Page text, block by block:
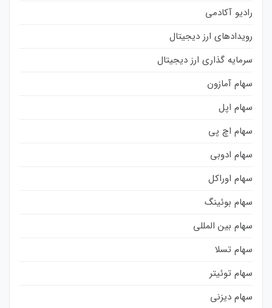
رادیو آکادمی
رویدادهای ارز دیجیتال
سرمایه گذاری ارز دیجیتال
سهام آمازون
سهام اپل
سهام اچ پی
سهام ادوبی
سهام اوراکل
سهام بوئینگ
سهام بین المللی
سهام تسلا
سهام توئیتر
سهام دیزنی